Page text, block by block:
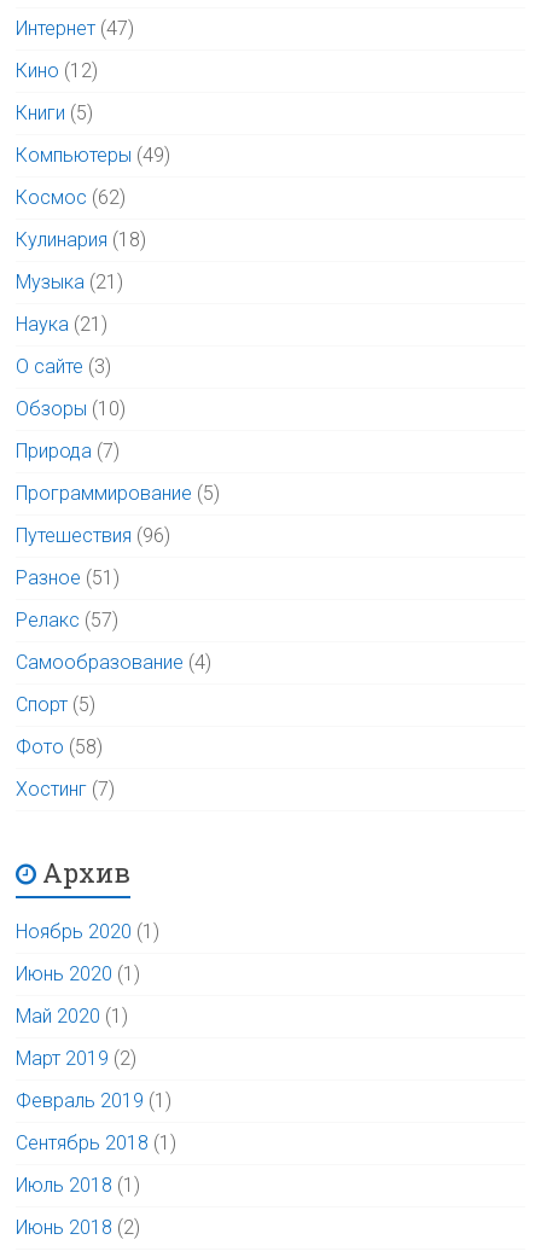
Интернет (47)
Кино (12)
Книги (5)
Компьютеры (49)
Космос (62)
Кулинария (18)
Музыка (21)
Наука (21)
О сайте (3)
Обзоры (10)
Природа (7)
Программирование (5)
Путешествия (96)
Разное (51)
Релакс (57)
Самообразование (4)
Спорт (5)
Фото (58)
Хостинг (7)
Архив
Ноябрь 2020 (1)
Июнь 2020 (1)
Май 2020 (1)
Март 2019 (2)
Февраль 2019 (1)
Сентябрь 2018 (1)
Июль 2018 (1)
Июнь 2018 (2)